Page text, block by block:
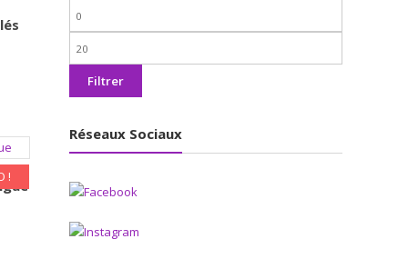
!
Prix
min
Prix
max
Filtrer
Réseaux Sociaux